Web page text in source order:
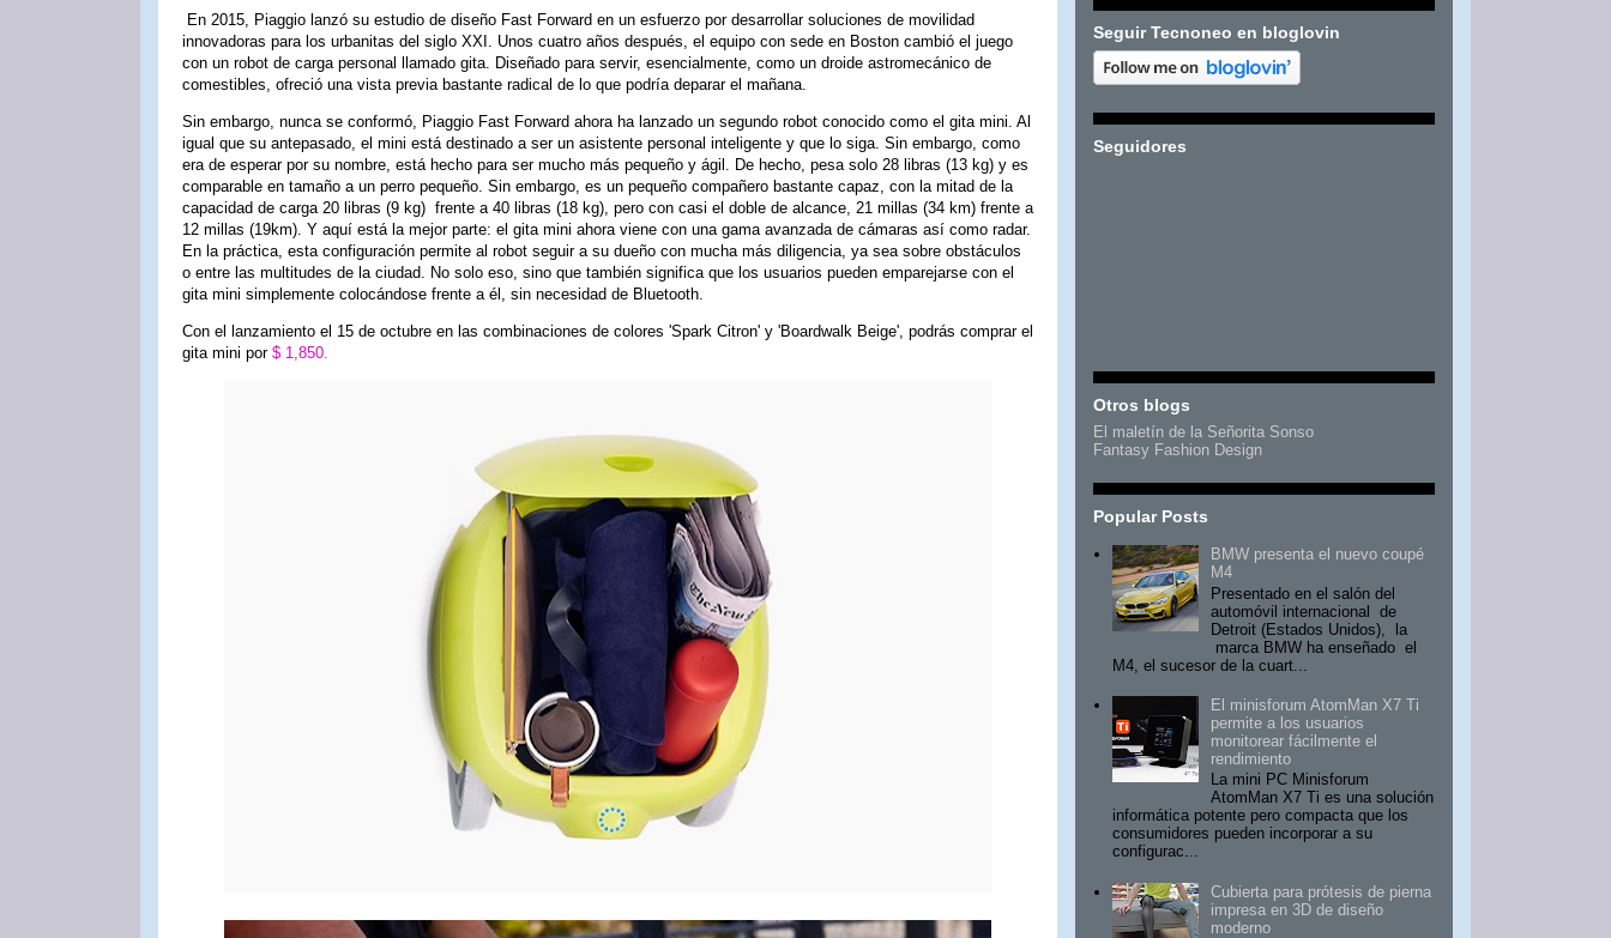
En 2015, Piaggio lanzó su estudio de diseño Fast Forward en un esfuerzo por desarrollar soluciones de movilidad
innovadoras para los urbanitas del siglo XXI. Unos cuatro años después, el equipo con sede en Boston cambió el juego
con un robot de carga personal llamado gita. Diseñado para servir, esencialmente, como un droide astromecánico de
comestibles, ofreció una vista previa bastante radical de lo que podría deparar el mañana.
Sin embargo, nunca se conformó, Piaggio Fast Forward ahora ha lanzado un segundo robot conocido como el gita mini. Al
igual que su antepasado, el mini está destinado a ser un asistente personal inteligente y que lo siga. Sin embargo, como
era de esperar por su nombre, está hecho para ser mucho más pequeño y ágil. De hecho, pesa solo 28 libras (13 kg) y es
comparable en tamaño a un perro pequeño. Sin embargo, es un pequeño compañero bastante capaz, con la mitad de la
capacidad de carga 20 libras (9 kg) frente a 40 libras (18 kg), pero con casi el doble de alcance, 21 millas (34 km) frente a
12 millas (19km). Y aquí está la mejor parte: el gita mini ahora viene con una gama avanzada de cámaras así como radar.
En la práctica, esta configuración permite al robot seguir a su dueño con mucha más diligencia, ya sea sobre obstáculos
o entre las multitudes de la ciudad. No solo eso, sino que también significa que los usuarios pueden emparejarse con el
gita mini simplemente colocándose frente a él, sin necesidad de Bluetooth.
Con el lanzamiento el 15 de octubre en las combinaciones de colores 'Spark Citron' y 'Boardwalk Beige', podrás comprar el
gita mini por $ 1,850.
Seguir Tecnoneo en bloglovin
Seguidores
Otros blogs
El maletín de la Señorita Sonso
Fantasy Fashion Design
Popular Posts
BMW presenta el nuevo coupé
M4
Presentado en el salón del
automóvil internacional de
Detroit (Estados Unidos), la
marca BMW ha enseñado el
M4, el sucesor de la cuart...
El minisforum AtomMan X7 Ti
permite a los usuarios
monitorear fácilmente el
rendimiento
La mini PC Minisforum
AtomMan X7 Ti es una solución
informática potente pero compacta que los
consumidores pueden incorporar a su
configurac...
Cubierta para prótesis de pierna
impresa en 3D de diseño
moderno